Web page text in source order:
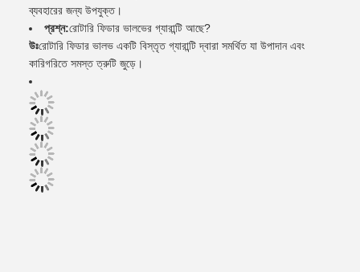
ব্যবহারের জন্য উপযুক্ত।
প্রশ্ন:রোটারি ফিডার ভালভের গ্যারান্টি আছে?
উঃরোটারি ফিডার ভালভ একটি বিস্তৃত গ্যারান্টি দ্বারা সমর্থিত যা উপাদান এবং
কারিগরিতে সমস্ত ত্রুটি জুড়ে।